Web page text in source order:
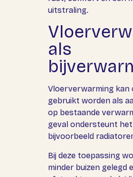
uitstraling.
als
Vloerverwarming kan
gebruikt worden als
op bestaande
geval ondersteunt
bijvoorbeeld
Bij deze toepassing
minder buizen gelegd